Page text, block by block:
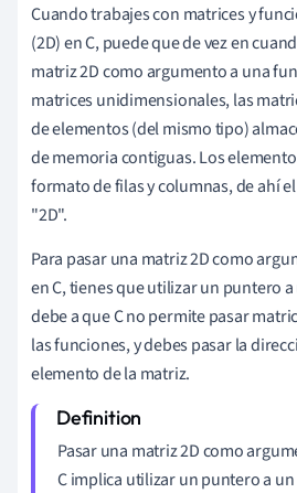
Cuando trabajes con matrices y
(2D) en C, puede que de vez en
matriz 2D como argumento a una
matrices unidimensionales, las
de elementos (del mismo tipo)
de memoria contiguas. Los
formato de filas y columnas, de ahí
"2D".
Para pasar una matriz 2D como
en C, tienes que utilizar un puntero
debe a que C no permite pasar
las funciones, y debes pasar la
elemento de la matriz.
Pasar una matriz 2D como
C implica utilizar un puntero a